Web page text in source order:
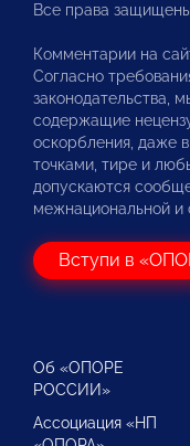
Все права
Комментарии на
Согласно
законодательства,
содержащие
оскорбления, даже
точками, тире и
допускаются
межнациональной и
Вступи в
Об «ОПОРЕ
РОССИИ»
Ассоциация «НП